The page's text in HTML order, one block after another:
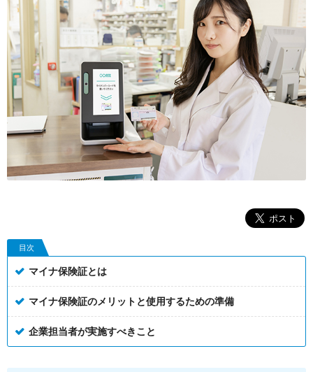
目次
マイナ保険証とは
マイナ保険証のメリットと使用するための準備
企業担当者が実施すべきこと